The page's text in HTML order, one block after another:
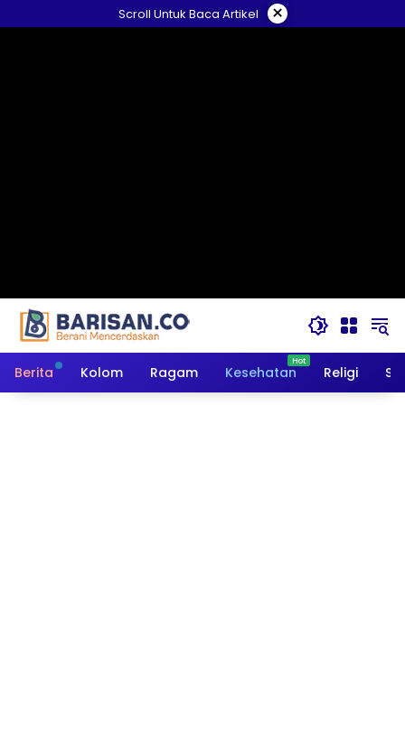
ke
Scroll Untuk Baca Artikel ×
Berita Kolom Ragam Kesehatan Religi